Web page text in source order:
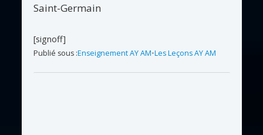
Saint-Germain
[signoff]
Publié sous :Enseignement AY AM•Les Leçons AY AM